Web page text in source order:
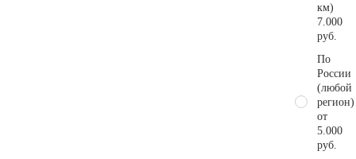
км)
7.000
руб.
По
России
(любой
регион)
от
5.000
руб.